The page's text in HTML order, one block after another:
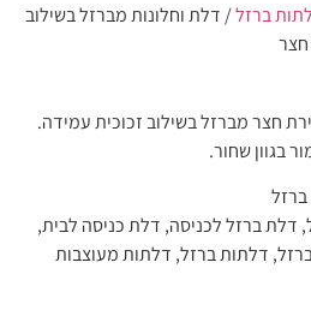
ברזל/ דלת וחלונות מברזל בשילוב
חצר
חצר מברזל בשילוב זכוכית עמידה.
בגוון שחור.
, דלת ברזל לכניסה, דלת כניסה לבית,
, דלתות ברזל, דלתות מעוצבות